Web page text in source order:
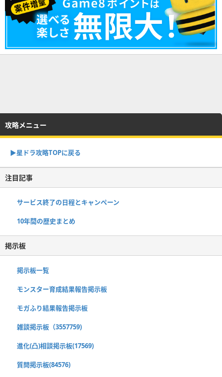
攻略メニュー
▶︎星ドラ攻略TOPに戻る
注目記事
サービス終了の日程とキャンペーン
10年間の歴史まとめ
掲示板
掲示板一覧
モンスター育成結果報告掲示板
モガふり結果報告掲示板
雑談掲示板（3557759)
進化(凸)相談掲示板(17569)
質問掲示板(84576)